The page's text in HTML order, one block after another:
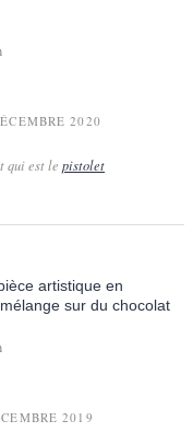
2020
qui est le pistolet
artistique en
sur du chocolat
2019